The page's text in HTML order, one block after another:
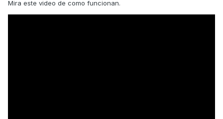
Mira este video de como funcionan.